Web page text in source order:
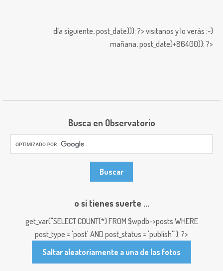
día siguiente,post_date))); ?> visitanos y lo verás ;-)
mañana,post_date)+86400)); ?>
Busca en Observatorio
o si tienes suerte ...
get_var("SELECT COUNT(*) FROM $wpdb->posts WHERE
post_type = 'post' AND post_status = 'publish'"); ?>
Saltar aleatoriamente a una de las fotos